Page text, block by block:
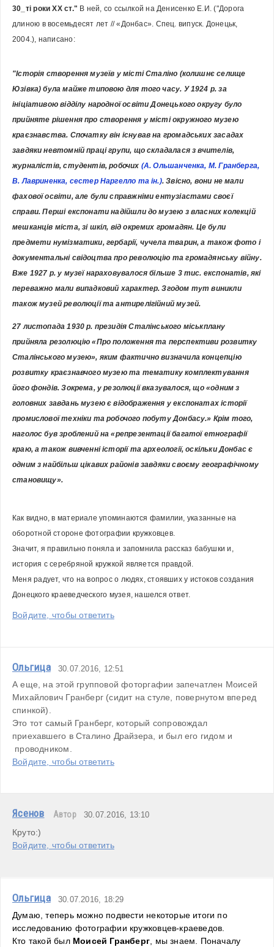
30_ті роки ХХ ст." В ней, со ссылкой на Денисенко Е.И. ("Дорога
длиною в восемьдесят лет // «Донбас». Спец. випуск. Донецьк,
2004.), написано:
"Історія створення музеїв у місті Сталіно (колишнє селище
Юзівка) була майже типовою для того часу. У 1924 р. за
ініціативою відділу народної освіти Донецького округу було
прийняте рішення про створення у місті окружного музею
краєзнавства. Спочатку він існував на громадських засадах
завдяки невтомній праці групи, що складалася з вчителів,
журналістів, студентів, робочих (А. Ольшанченка, М. Гранберга,
В. Лавриненка, сестер Наргелло та ін.). Звісно, вони не мали
фахової освіти, але були справжніми ентузіастами своєї
справи. Перші експонати надійшли до музею з власних колекцій
мешканців міста, зі шкіл, від окремих громадян. Це були
предмети нумізматики, гербарії, чучела тварин, а також фото і
документальні свідоцтва про революцію та громадянську війну.
Вже 1927 р. у музеї нараховувалося більше 3 тис. експонатів, які
переважно мали випадковий характер. Згодом тут виникли
також музей революції та антирелігійний музей.
27 листопада 1930 р. президія Сталінського міськплану
прийняла резолюцію «Про положення та перспективи розвитку
Сталінського музею», яким фактично визначила концепцію
розвитку краєзнавчого музею та тематику комплектування
його фондів. Зокрема, у резолюції вказувалося, що «одним з
головних завдань музею є відображення у експонатах історії
промислової техніки та робочого побуту Донбасу.» Крім того,
наголос був зроблений на «репрезентації багатої етнографії
краю, а також вивченні історії та археології, оскільки Донбас є
одним з найбільш цікавих районів завдяки своєму географічному
становищу».
Как видно, в материале упоминаются фамилии, указанные на
оборотной стороне фотографии кружковцев.
Значит, я правильно поняла и запомнила рассказ бабушки и,
история с серебряной кружкой является правдой.
Меня радует, что на вопрос о людях, стоявших у истоков создания
Донецкого краеведческого музея, нашелся ответ.
Войдите, чтобы ответить
Ольгица 30.07.2016, 12:51
А еще, на этой групповой фоторгафии запечатлен Моисей
Михайлович Гранберг (сидит на стуле, повернутом вперед
спинкой).
Это тот самый Гранберг, который сопровождал
приехавшего в Сталино Драйзера, и был его гидом и
Войдите, чтобы ответить
Ясенов Автор 30.07.2016, 13:10
Круто:)
Войдите, чтобы ответить
Ольгица 30.07.2016, 18:29
Думаю, теперь можно подвести некоторые итоги по
исследованию фотографии кружковцев-краеведов.
Кто такой был Моисей Гранберг, мы знаем. Поначалу